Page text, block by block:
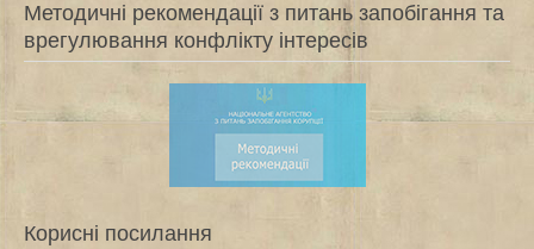
Методичні рекомендації з питань запобігання та
врегулювання конфлікту інтересів
Корисні посилання